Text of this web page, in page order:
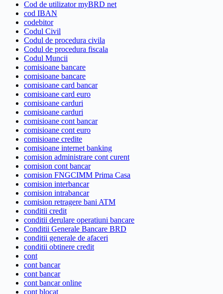
Cod de utilizator myBRD net
cod IBAN
codebitor
Codul Civil
Codul de procedura civila
Codul de procedura fiscala
Codul Muncii
comisioane bancare
comisioane bancare
comisioane card bancar
comisioane card euro
comisioane carduri
comisioane carduri
comisioane cont bancar
comisioane cont euro
comisioane credite
comisioane internet banking
comision administrare cont curent
comision cont bancar
comision FNGCIMM Prima Casa
comision interbancar
comision intrabancar
comision retragere bani ATM
conditii credit
conditii derulare operatiuni bancare
Conditii Generale Bancare BRD
conditii generale de afaceri
conditii obtinere credit
cont
cont bancar
cont bancar
cont bancar online
cont blocat